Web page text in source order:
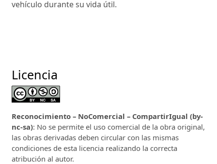
vehículo durante su vida útil.
Licencia
Reconocimiento – NoComercial – CompartirIgual (by-
nc-sa): No se permite el uso comercial de la obra original,
las obras derivadas deben circular con las mismas
condiciones de esta licencia realizando la correcta
atribución al autor.